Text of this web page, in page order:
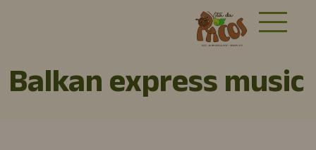
Balkan express music